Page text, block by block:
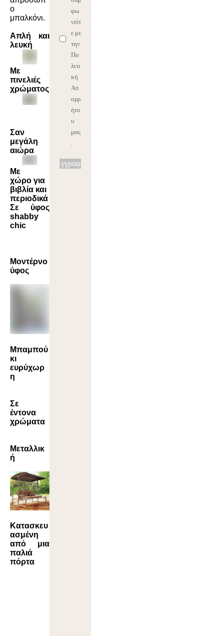
ο
μπαλκόνι.
Απλή και
λευκή
Με
πινελιές
χρώματος
Σαν
μεγάλη
αιώρα
Με
χώρο για
βιβλία και
περιοδικά
Σε ύφος
shabby
chic
Μοντέρνο
ύφος
Μπαμπού
κι
ευρύχωρ
η
Σε
έντονα
χρώματα
Μεταλλικ
ή
Κατασκευ
ασμένη
από μια
παλιά
πόρτα
Εγγραφή
φω
νείτ
ε με
την
Πο
λιτι
κή
Απ
ορρ
ήτο
υ
μας
.